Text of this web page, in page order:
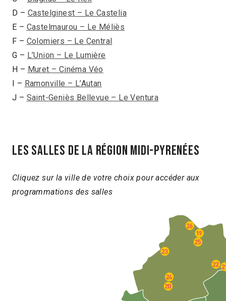
D – Castelginest – Le Castelia
E – Castelmaurou – Le Méliès
F – Colomiers – Le Central
G – L’Union – Le Lumière
H – Muret – Cinéma Véo
I – Ramonville – L’Autan
J – Saint-Geniès Bellevue – Le Ventura
Les salles de la région midi-pyrenées
Cliquez sur la ville de votre choix pour accéder aux
programmations des salles